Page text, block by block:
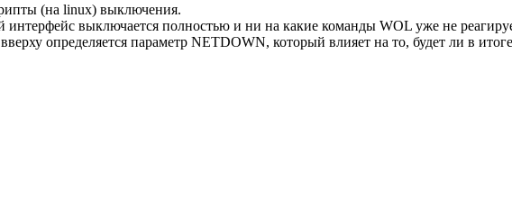
(на linux) выключения.
выключается полностью и ни на какие команды WOL уже не
определяется параметр NETDOWN, который влияет на то, будет ли в